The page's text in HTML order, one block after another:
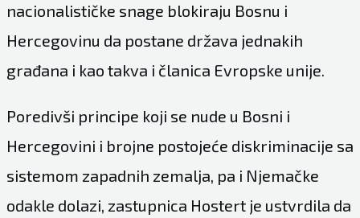
nacionalističke snage blokiraju Bosnu i
Hercegovinu da postane država jednakih
građana i kao takva i članica Evropske unije.
Poredivši principe koji se nude u Bosni i
Hercegovini i brojne postojeće diskriminacije sa
sistemom zapadnih zemalja, pa i Njemačke
odakle dolazi, zastupnica Hostert je ustvrdila da